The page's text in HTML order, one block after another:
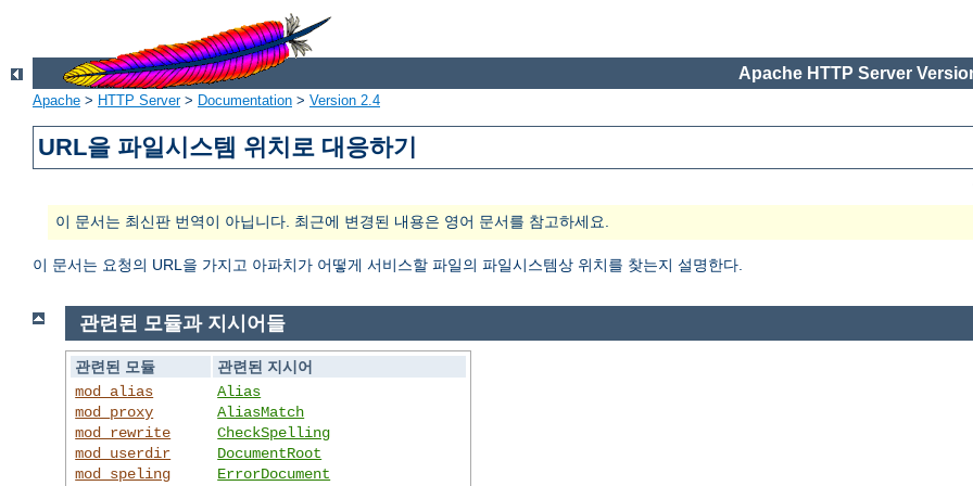
Apache HTTP Server
Apache > HTTP Server> Documentation > Version 2.4
URL을 파일시스템 위치로 대응하기
이 문서는 최신판 번역이 아닙니다. 최근에 변경된 내용은 영어 문서를 참고하세요.
이 문서는 요청의 URL을 가지고 아파치가 어떻게 서비스할 파일의 파일시스템상 위치를 찾는지 설명한다.
관련된 모듈과 지시어들
관련된 모듈
관련된 지시어
mod_alias
mod_proxy
mod_rewrite
mod_userdir
mod_speling
Alias
AliasMatch
CheckSpelling
DocumentRoot
ErrorDocument